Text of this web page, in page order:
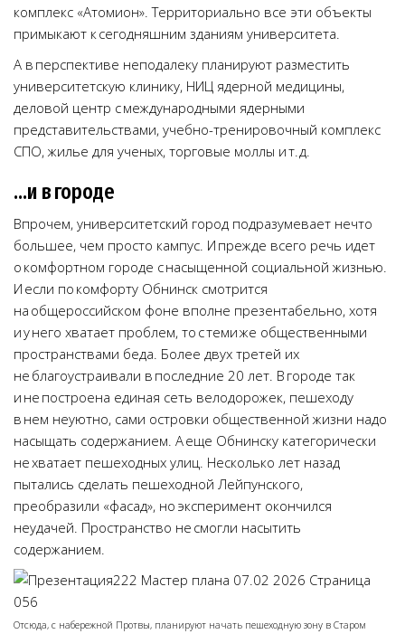
комплекс «Атомион». Территориально все эти объекты
примыкают к сегодняшним зданиям университета.
А в перспективе неподалеку планируют разместить
университетскую клинику, НИЦ ядерной медицины,
деловой центр с международными ядерными
представительствами, учебно-тренировочный комплекс
СПО, жилье для ученых, торговые моллы и т. д.
…и в городе
Впрочем, университетский город подразумевает нечто
большее, чем просто кампус. И прежде всего речь идет
о комфортном городе с насыщенной социальной жизнью.
И если по комфорту Обнинск смотрится
на общероссийском фоне вполне презентабельно, хотя
и у него хватает проблем, то с теми же общественными
пространствами беда. Более двух третей их
не благоустраивали в последние 20 лет. В городе так
и не построена единая сеть велодорожек, пешеходу
в нем неуютно, сами островки общественной жизни надо
насыщать содержанием. А еще Обнинску категорически
не хватает пешеходных улиц. Несколько лет назад
пытались сделать пешеходной Лейпунского,
преобразили «фасад», но эксперимент окончился
неудачей. Пространство не смогли насытить
содержанием.
Отсюда, с набережной Протвы, планируют начать пешеходную зону в Старом